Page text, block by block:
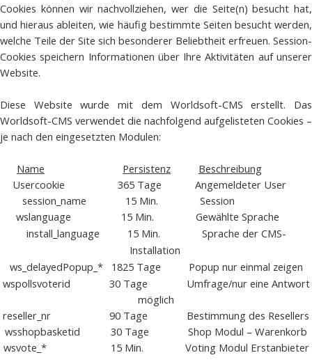
Cookies können wir nachvollziehen, wer die Seite(n) besucht hat,
und hieraus ableiten, wie häufig bestimmte Seiten besucht werden,
welche Teile der Site sich besonderer Beliebtheit erfreuen. Session-
Cookies speichern Informationen über Ihre Aktivitäten auf unserer
Website.
Diese Website wurde mit dem Worldsoft-CMS erstellt. Das
Worldsoft-CMS verwendet die nachfolgend aufgelisteten Cookies –
je nach den eingesetzten Modulen:
Name Persistenz
Beschreibung
Usercookie 365 Tage Angemeldeter User
session_name 15 Min. Session
wslanguage 15 Min. Gewählte Sprache
install_language
15 Min. Sprache der CMS-
Installation
ws_delayedPopup_*
1825 Tage Popup nur einmal zeigen
wspollsvoterid 30 Tage Umfrage/nur eine Antwort
möglich
reseller_nr 90 Tage Bestimmung des Resellers
wsshopbasketid 30 Tage Shop Modul – Warenkorb
wsvote_* 15 Min. Voting Modul Erstanbieter